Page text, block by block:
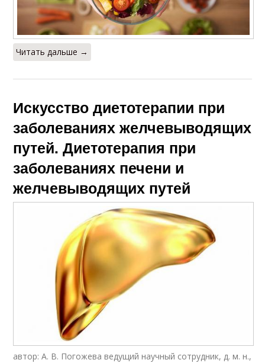
Читать дальше →
Искусство диетотерапии при
заболеваниях желчевыводящих
путей. Диетотерапия при
заболеваниях печени и
желчевыводящих путей
автор: А. В. Погожева ведущий научный сотрудник, д. м. н.,